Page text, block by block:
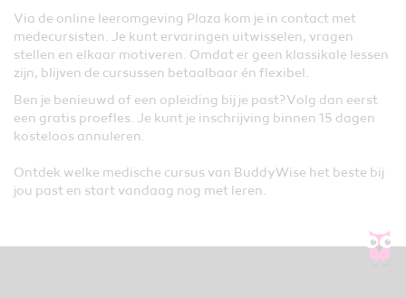
Via de online leeromgeving Plaza kom je in contact met
medecursisten. Je kunt ervaringen uitwisselen, vragen
stellen en elkaar motiveren. Omdat er geen klassikale lessen
zijn, blijven de cursussen betaalbaar én flexibel.
Ben je benieuwd of een opleiding bij je past? Volg dan eerst
een gratis proefles. Je kunt je inschrijving binnen 15 dagen
kosteloos annuleren.
Ontdek welke medische cursus van BuddyWise het beste bij
jou past en start vandaag nog met leren.